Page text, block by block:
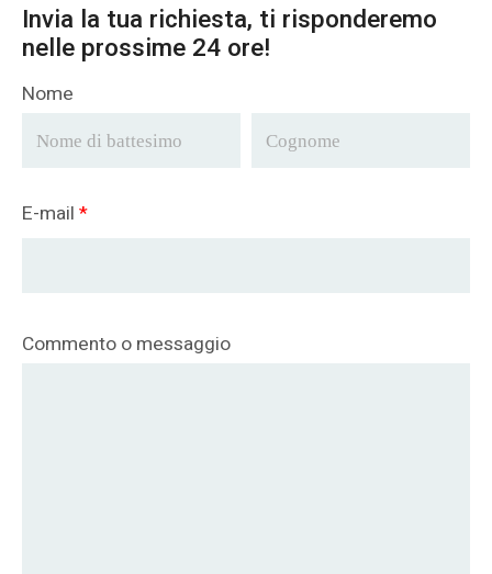
Invia la tua richiesta, ti risponderemo
nelle prossime 24 ore!
Nome
E-mail *
Commento o messaggio